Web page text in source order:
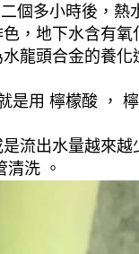
個多小時後，熱
，地下水含有
龍頭合金的養
用 檸檬酸 ，
流出水量越來
洗 。